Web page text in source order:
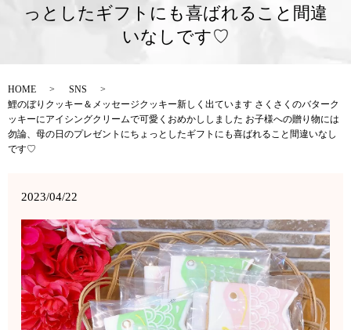
っとしたギフトにも喜ばれること間違
いなしです♡
HOME
SNS
鯉のぼりクッキー＆メッセージクッキー新しく出ています さくさくのバターク
ッキーにアイシングクリームで可愛くおめかししました お子様への贈り物には
勿論、母の日のプレゼントにちょっとしたギフトにも喜ばれること間違いなし
です♡
2023/04/22